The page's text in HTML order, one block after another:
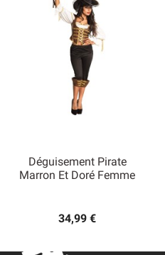
Déguisement Pirate
Marron Et Doré Femme
34,99 €